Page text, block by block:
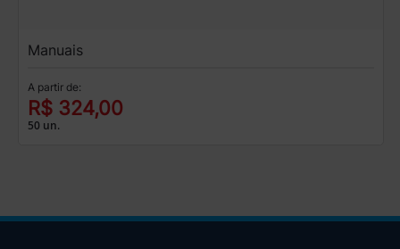
Manuais
A partir de:
R$ 324,00
50 un.